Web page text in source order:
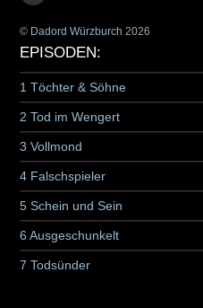
© Dadord Würzburch 2026
EPISODEN:
1 Töchter & Söhne
2 Tod im Wengert
3 Vollmond
4 Falschspieler
5 Schein und Sein
6 Ausgeschunkelt
7 Todsünder